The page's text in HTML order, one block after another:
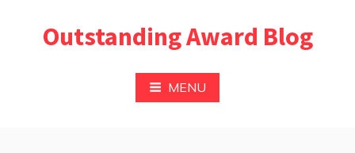
Outstanding Award Blog
MENU